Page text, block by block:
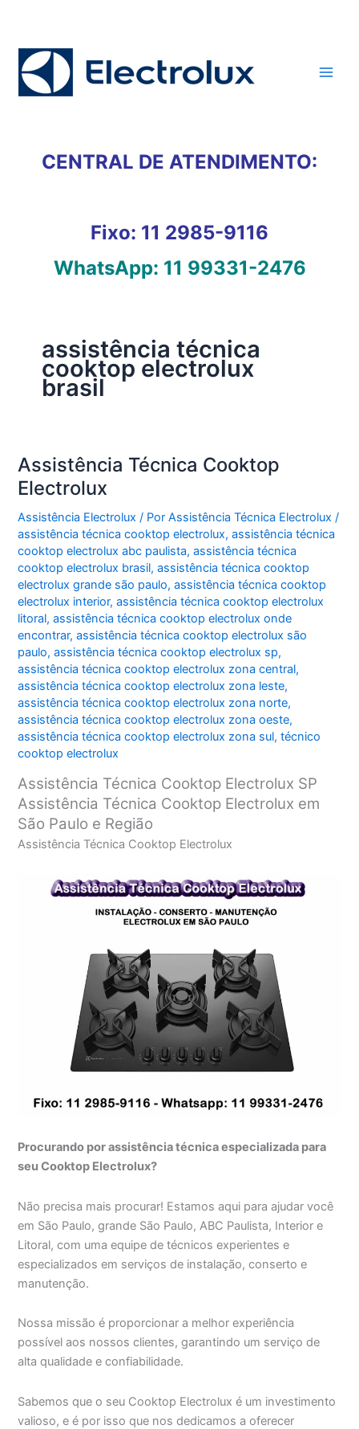
conteúdo
CENTRAL DE ATENDIMENTO:
Fixo: 11 2985-9116
WhatsApp: 11 99331-2476
assistência técnica
cooktop electrolux
brasil
Assistência Técnica Cooktop
Electrolux
Assistência Electrolux / PorAssistência Técnica Electrolux/
assistência técnica cooktop electrolux,assistência técnica
cooktop electrolux abc paulista,assistência técnica
cooktop electrolux brasil,assistência técnica cooktop
electrolux grande são paulo,assistência técnica cooktop
electrolux interior,assistência técnica cooktop electrolux
litoral,assistência técnica cooktop electrolux onde
encontrar,assistência técnica cooktop electrolux são
paulo,assistência técnica cooktop electrolux sp,
assistência técnica cooktop electrolux zona central,
assistência técnica cooktop electrolux zona leste,
assistência técnica cooktop electrolux zona norte,
assistência técnica cooktop electrolux zona oeste,
assistência técnica cooktop electrolux zona sul,técnico
cooktop electrolux
Assistência Técnica Cooktop Electrolux SP
Assistência Técnica Cooktop Electrolux em
São Paulo e Região
Assistência Técnica Cooktop Electrolux
Procurando por assistência técnica especializada para
seu Cooktop Electrolux?
Não precisa mais procurar! Estamos aqui para ajudar você
em São Paulo, grande São Paulo, ABC Paulista, Interior e
Litoral, com uma equipe de técnicos experientes e
especializados em serviços de instalação, conserto e
manutenção.
Nossa missão é proporcionar a melhor experiência
possível aos nossos clientes, garantindo um serviço de
alta qualidade e confiabilidade.
Sabemos que o seu Cooktop Electrolux é um investimento
valioso, e é por isso que nos dedicamos a oferecer